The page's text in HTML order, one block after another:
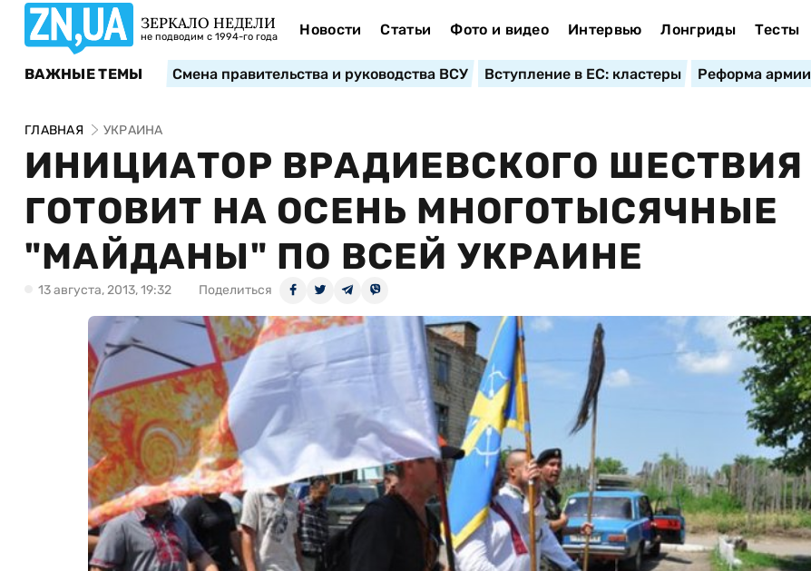
ЗЕРКАЛО НЕДЕЛИ
не подводим с 1994-го года Новости Статьи Фото и видео Интервью Лонгриды Тесты
ВАЖНЫЕ ТЕМЫ Смена правительства и руководства ВСУ Вступление в ЕС: кластеры Реформа армии
ГЛАВНАЯ УКРАИНА
ИНИЦИАТОР ВРАДИЕВСКОГО ШЕСТВИЯ
ГОТОВИТ НА ОСЕНЬ МНОГОТЫСЯЧНЫЕ
"МАЙДАНЫ" ПО ВСЕЙ УКРАИНЕ
13 августа, 2013, 19:32 Поделиться